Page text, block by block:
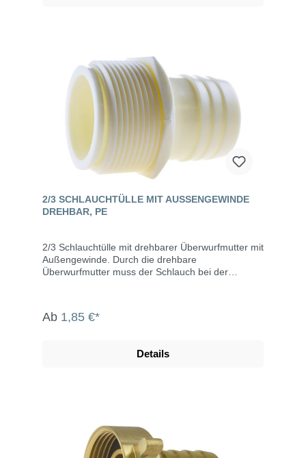
2/3 SCHLAUCHTÜLLE MIT AUSSENGEWINDE D
REHBAR, PE
2/3 Schlauchtülle mit drehbarer Überwurfmutter mit
Außengewinde. Durch die drehbare
Überwurfmutter muss der Schlauch bei der
mit einer Schlauchschelle an der Tülle befestigt.
Ab 1,85 €*
Details